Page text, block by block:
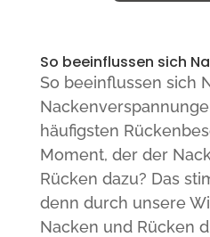
So beeinflussen sich
So beeinflussen sich
häufigsten
Moment, der der
Rücken dazu? Das
denn durch unsere
Nacken und Rücken